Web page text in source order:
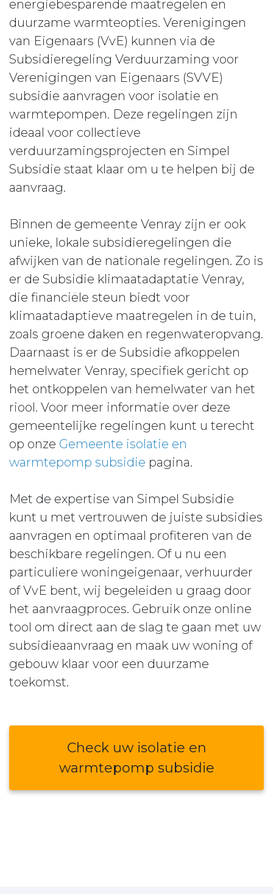
energiebesparende maatregelen en
duurzame warmteopties. Verenigingen
van Eigenaars (VvE) kunnen via de
Subsidieregeling Verduurzaming voor
Verenigingen van Eigenaars (SVVE)
subsidie aanvragen voor isolatie en
warmtepompen. Deze regelingen zijn
ideaal voor collectieve
verduurzamingsprojecten en Simpel
Subsidie staat klaar om u te helpen bij de
aanvraag.
Binnen de gemeente Venray zijn er ook
unieke, lokale subsidieregelingen die
afwijken van de nationale regelingen. Zo is
er de Subsidie klimaatadaptatie Venray,
die financiële steun biedt voor
klimaatadaptieve maatregelen in de tuin,
zoals groene daken en regenwateropvang.
Daarnaast is er de Subsidie afkoppelen
hemelwater Venray, specifiek gericht op
het ontkoppelen van hemelwater van het
riool. Voor meer informatie over deze
gemeentelijke regelingen kunt u terecht
op onze Gemeente isolatie en
warmtepomp subsidie pagina.
Met de expertise van Simpel Subsidie
kunt u met vertrouwen de juiste subsidies
aanvragen en optimaal profiteren van de
beschikbare regelingen. Of u nu een
particuliere woningeigenaar, verhuurder
of VvE bent, wij begeleiden u graag door
het aanvraagproces. Gebruik onze online
tool om direct aan de slag te gaan met uw
subsidieaanvraag en maak uw woning of
gebouw klaar voor een duurzame
toekomst.
Check uw isolatie en
warmtepomp subsidie